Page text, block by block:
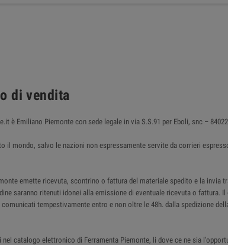
di vendita
è Emiliano Piemonte con sede legale in via S.S.91 per Eboli, snc –
il mondo, salvo le nazioni non espressamente servite da corrieri
emette ricevuta, scontrino o fattura del materiale spedito e la invia
saranno ritenuti idonei alla emissione di eventuale ricevuta o
tempestivamente entro e non oltre le 48h. dalla spedizione
catalogo elettronico di Ferramenta Piemonte, li dove ce ne sia